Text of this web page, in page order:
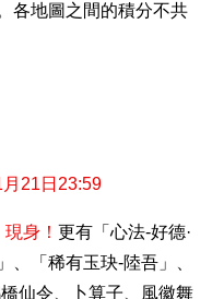
各地圖之間的積分不共
21日23:59
身！ 更有「心法-好德·
、「稀有玉玦-陸吾」、
仙令、卜算子、風徽舞